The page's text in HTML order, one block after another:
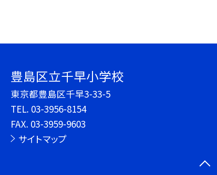
豊島区立千早小学校
東京都豊島区千早3-33-5
TEL. 03-3956-8154
FAX. 03-3959-9603
サイトマップ